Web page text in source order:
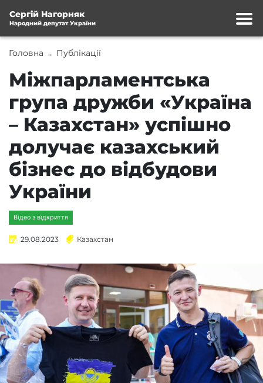
Сергій Нагорняк
Народний депутат України
Головна → Публікації
Міжпарламентська
група дружби «Україна
– Казахстан» успішно
долучає казахський
бізнес до відбудови
України
Відео з відкриття
29.08.2023 Казахстан